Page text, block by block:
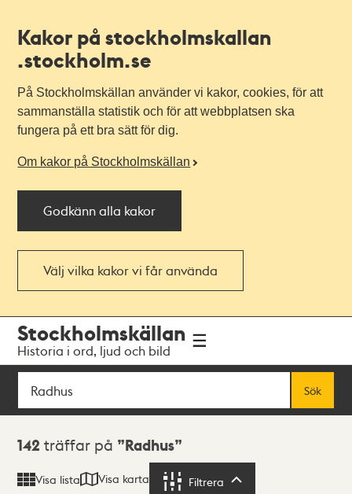
Kakor på stockholmskallan
.stockholm.se
På Stockholmskällan använder vi kakor, cookies, för att
sammanställa statistik och för att webbplatsen ska
fungera på ett bra sätt för dig.
Om kakor på Stockholmskällan
Godkänn alla kakor
Välj vilka kakor vi får använda
navigationen
huvudinnehållet
Stockholmskällan
Historia i ord, ljud och bild
Sök
Sök
Sökresultat
142 träffar på Radhus
Visa lista Visa karta Filtrera